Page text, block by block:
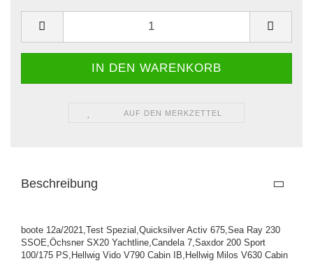
AUF DEN MERKZETTEL
Beschreibung
boote 12a/2021,Test Spezial,Quicksilver Activ 675,Sea Ray 230
SSOE,Öchsner SX20 Yachtline,Candela 7,Saxdor 200 Sport
100/175 PS,Hellwig Vido V790 Cabin IB,Hellwig Milos V630 Cabin